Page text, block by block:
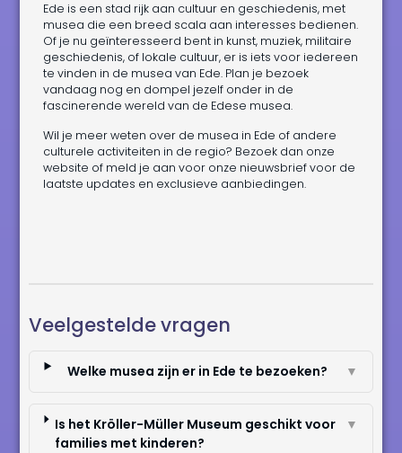
Ede is een stad rijk aan cultuur en geschiedenis, met
musea die een breed scala aan interesses bedienen.
Of je nu geïnteresseerd bent in kunst, muziek, militaire
geschiedenis, of lokale cultuur, er is iets voor iedereen
te vinden in de musea van Ede. Plan je bezoek
vandaag nog en dompel jezelf onder in de
fascinerende wereld van de Edese musea.
Wil je meer weten over de musea in Ede of andere
culturele activiteiten in de regio? Bezoek dan onze
website of meld je aan voor onze nieuwsbrief voor de
laatste updates en exclusieve aanbiedingen.
Veelgestelde vragen
Welke musea zijn er in Ede te bezoeken? ▼
Is het Kröller-Müller Museum geschikt voor
families met kinderen?
▼